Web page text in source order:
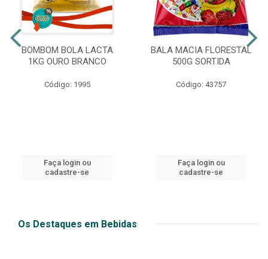
BOMBOM BOLA LACTA
1KG OURO BRANCO
Código: 1995
Faça login ou
cadastre-se
BALA MACIA FLORESTAL
500G SORTIDA
Código: 43757
Faça login ou
cadastre-se
Os Destaques em Bebidas